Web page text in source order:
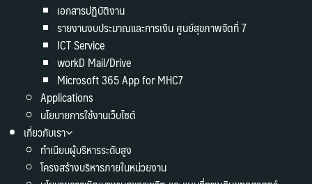
เอกสารปฏิบัติงาน
รายงานงบประมาณและการเงิน ศูนย์สุขภาพจิตที่ 7
ICT Service
workD Mail/Drive
Microsoft 365 App for MHC7
Applications
นโยบายการใช้งานเว็บไซต์
เกี่ยวกับเรา
ทำเนียบผู้บริหารระดับสูง
โครงสร้างบริหารภายในหน่วยงาน